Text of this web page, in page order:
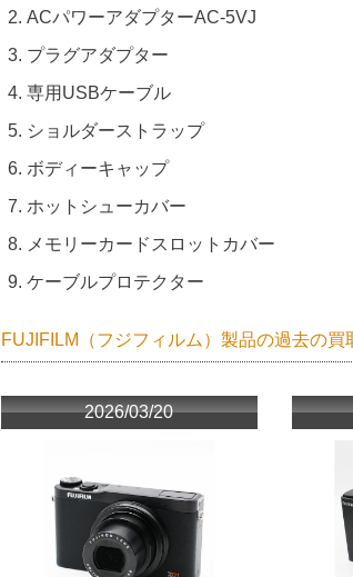
ACパワーアダプターAC-5VJ
プラグアダプター
専用USBケーブル
ショルダーストラップ
ボディーキャップ
ホットシューカバー
メモリーカードスロットカバー
ケーブルプロテクター
FUJIFILM（フジフィルム）製品の過去の買
2026/03/20